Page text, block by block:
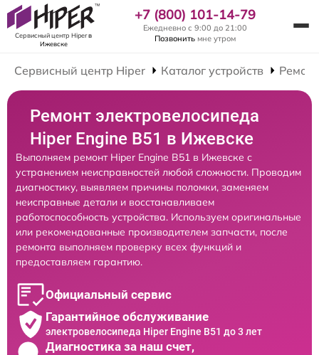
Сервисный центр Hiperв
Ижевске
+7 (800) 101-14-79
Ежедневно с 9:00 до 21:00
Позвонить мне утром
Сервисный центр Hiper Каталог устройств
Ремонт электровелосипеда
Hiper Engine B51 в Ижевске
Выполняем ремонт Hiper Engine B51 в Ижевске с
устранением неисправностей любой сложности. Проводим
диагностику, выявляем причины поломки, заменяем
неисправные детали и восстанавливаем
работоспособность устройства. Используем оригинальные
или рекомендованные производителем запчасти, после
ремонта выполняем проверку всех функций и
предоставляем гарантию.
Официальный сервис
Гарантийное обслуживание
электровелосипеда Hiper Engine B51 до 3 лет
Диагностика за наш счет,